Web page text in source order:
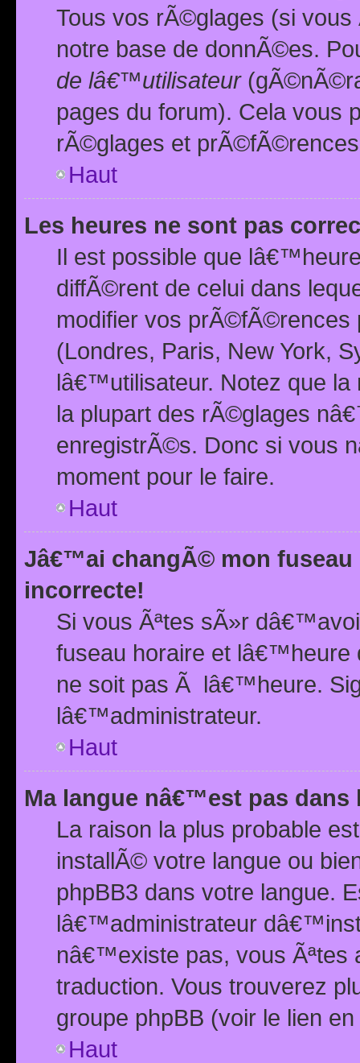
Tous vos rÃ©glages (si
notre base de donnÃ©es.
de lâ€™utilisateur
pages du forum). Cela vous
rÃ©glages et
Haut
Les heures ne sont pas
Il est possible que
diffÃ©rent de celui dans
modifier vos prÃ©fÃ©rences
(Londres, Paris, New York,
lâ€™utilisateur. Notez que la
la plupart des rÃ©glages
enregistrÃ©s. Donc si vous
moment pour le faire.
Haut
Jâ€™ai changÃ© mon
incorrecte!
Si vous Ãªtes sÃ»r
fuseau horaire et
ne soit pas Ã lâ€™heure.
lâ€™administrateur.
Haut
Ma langue nâ€™est pas dans
La raison la plus probable
installÃ© votre langue ou
phpBB3 dans votre langue.
lâ€™administrateur
nâ€™existe pas, vous Ãªtes
traduction. Vous trouverez
groupe phpBB (voir le lien
Haut